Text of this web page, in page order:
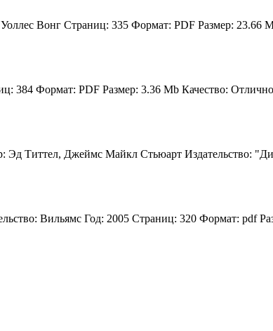
Вонг Страниц: 335 Формат: PDF Размер: 23.66
384 Формат: PDF Размер: 3.36 Mb Качество:
Эд Титтел, Джеймс Майкл Стьюарт Издательство:
Вильямс Год: 2005 Страниц: 320 Формат: pdf